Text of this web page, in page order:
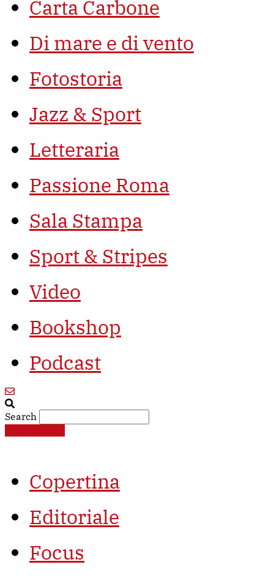
Carta Carbone
Di mare e di vento
Fotostoria
Jazz & Sport
Letteraria
Passione Roma
Sala Stampa
Sport & Stripes
Video
Bookshop
Podcast
Search
Copertina
Editoriale
Focus